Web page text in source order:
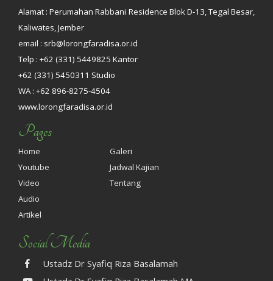
Alamat : Perumahan Rabbani Residence Blok D-13, Tegal Besar,
Kaliwates, Jember
email : srb@lorongfaradisa.or.id
Telp : +62 (331) 5449825 Kantor
+62 (331) 5450311 Studio
WA : +62 896-8275-4504
www.lorongfaradisa.or.id
Pages
Home
Youtube
Video
Audio
Artikel
Galeri
Jadwal Kajian
Tentang
Social Media
Ustadz Dr Syafiq Riza Basalamah